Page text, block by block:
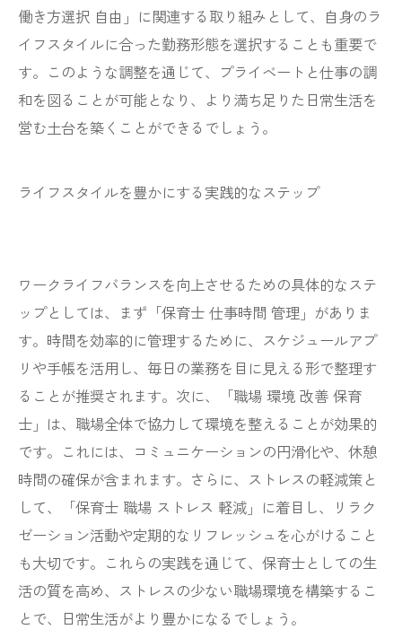
働き方選択 自由」に関連する取り組みとして、自身のラ
イフスタイルに合った勤務形態を選択することも重要で
す。このような調整を通じて、プライベートと仕事の調
和を図ることが可能となり、より満ち足りた日常生活を
営む土台を築くことができるでしょう。
ライフスタイルを豊かにする実践的なステップ
ワークライフバランスを向上させるための具体的なステ
ップとしては、まず「保育士 仕事時間 管理」がありま
す。時間を効率的に管理するために、スケジュールアプ
リや手帳を活用し、毎日の業務を目に見える形で整理す
ることが推奨されます。次に、「職場 環境 改善 保育
士」は、職場全体で協力して環境を整えることが効果的
です。これには、コミュニケーションの円滑化や、休憩
時間の確保が含まれます。さらに、ストレスの軽減策と
して、「保育士 職場 ストレス 軽減」に着目し、リラク
ゼーション活動や定期的なリフレッシュを心がけること
も大切です。これらの実践を通じて、保育士としての生
活の質を高め、ストレスの少ない職場環境を構築するこ
とで、日常生活がより豊かになるでしょう。